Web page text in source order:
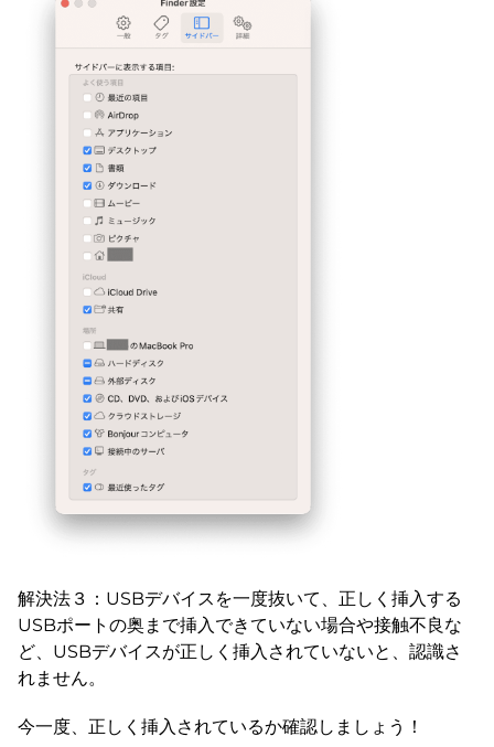
解決法３：USBデバイスを一度抜いて、正しく挿入する
USBポートの奥まで挿入できていない場合や接触不良な
ど、USBデバイスが正しく挿入されていないと、認識さ
れません。
今一度、正しく挿入されているか確認しましょう！